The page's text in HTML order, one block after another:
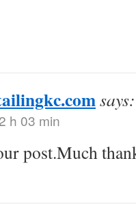
says:
h 03 min
post.Much